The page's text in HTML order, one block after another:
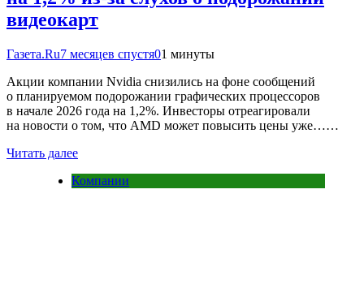
видеокарт
Газета.Ru7 месяцев спустя01 минуты
Акции компании Nvidia снизились на фоне сообщений
о планируемом подорожании графических процессоров
в начале 2026 года на 1,2%. Инвесторы отреагировали
на новости о том, что AMD может повысить цены уже……
Читать далее
Компании